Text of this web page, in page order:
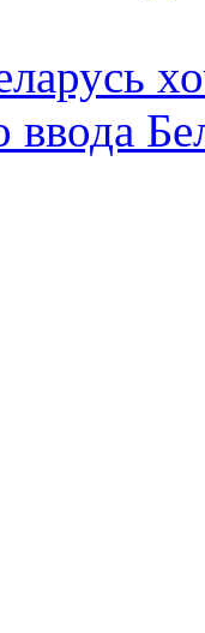
ввода